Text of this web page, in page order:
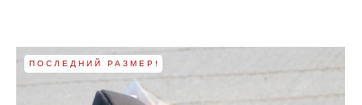
ПОСЛЕДНИЙ РАЗМЕР!